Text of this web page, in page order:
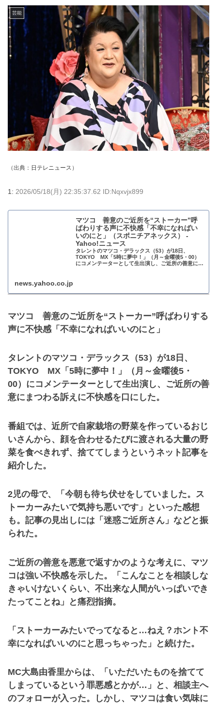
芸能
（出典： 日テレニュース ）
1: 2026/05/18(月) 22:35:37.62 ID:Nqxvjx899
マツコ 善意のご近所を“ストーカー”呼
ばわりする声に不快感「不幸になればい
いのにと」（スポニチアネックス） -
Yahoo!ニュース
タレントのマツコ・デラックス（53）が18日、
TOKYO MX「5時に夢中！」（月～金曜後5・00）
にコメンテーターとして生出演し、ご近所の善意にま
news.yahoo.co.jp
マツコ 善意のご近所を“ストーカー”呼ばわりする
声に不快感「不幸になればいいのにと」
タレントのマツコ・デラックス（53）が18日、
TOKYO MX「5時に夢中！」（月～金曜後5・
00）にコメンテーターとして生出演し、ご近所の善
意にまつわる訴えに不快感を口にした。
番組では、近所で自家栽培の野菜を作っているおじ
いさんから、顔を合わせるたびに渡される大量の野
菜を食べきれず、捨ててしまうというネット記事を
紹介した。
2児の母で、「今朝も待ち伏せをしていました。ス
トーカーみたいで気持ち悪いです」といった感想
も。記事の見出しには「迷惑ご近所さん」などと振
られた。
ご近所の善意を悪意で返すかのような考えに、マツ
コは強い不快感を示した。「こんなことを相談しな
きゃいけないくらい、不出来な人間がいっぱいでき
たってことね」と痛烈指摘。
「ストーカーみたいでってなると…ねえ？ホント不
幸になればいいのにと思っちゃった」と続けた。
MC大島由香里からは、「いただいたものを捨てて
しまっているという罪悪感とかが…」と、相談主へ
のフォローが入った。しかし、マツコは食い気味に